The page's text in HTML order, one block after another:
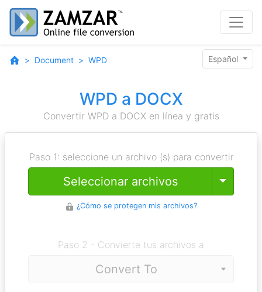
Document WPD Español
WPD a DOCX
Convertir WPD a DOCX en línea y gratis
Paso 1: seleccione un archivo (s) para convertir
Seleccionar archivos Toggle
¿Cómo se protegen mis archivos?
Paso 2 - Convierte tus archivos a